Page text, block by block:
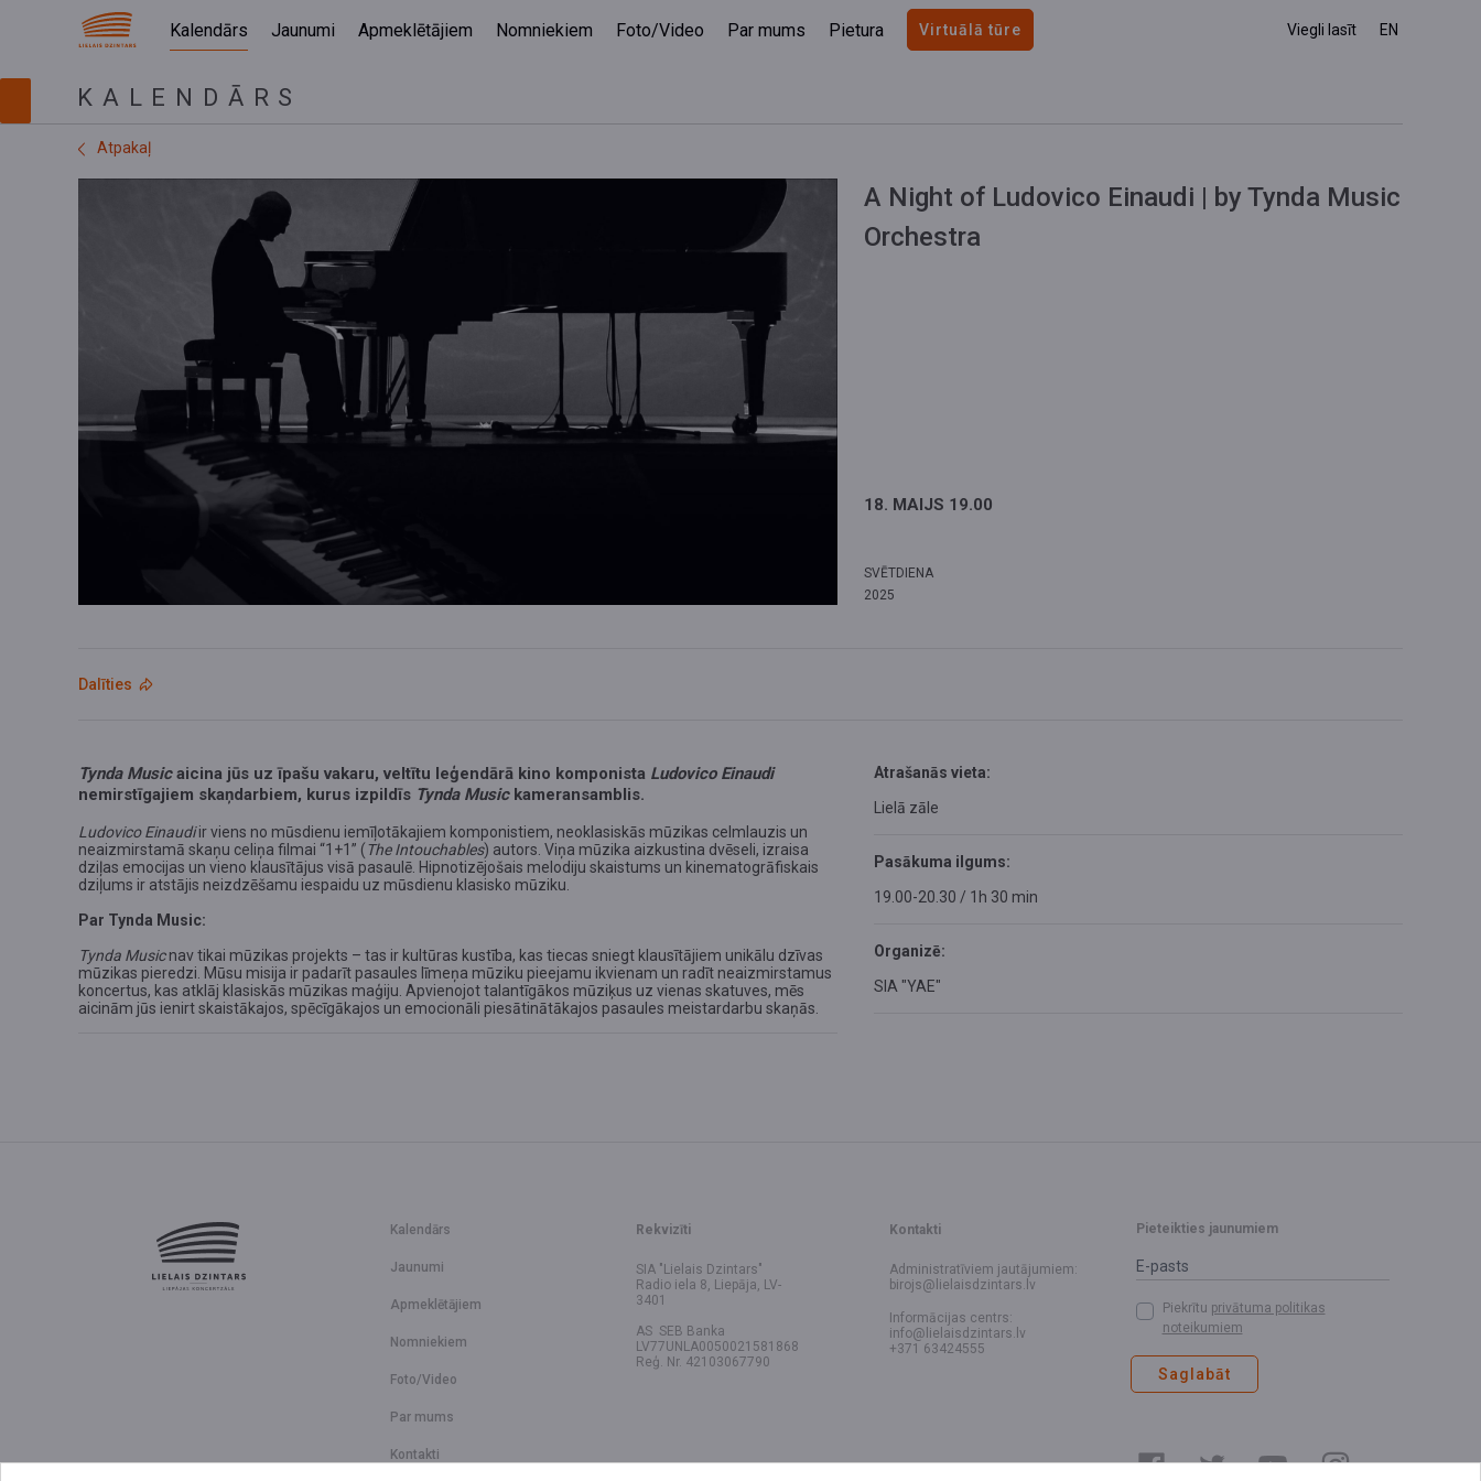
Kalendārs Jaunumi Apmeklētājiem Nomniekiem Foto/Video Par mums Pietura Virtuālā tūre Viegli lasīt EN
KALENDĀRS
Atpakaļ
A Night of Ludovico Einaudi | by Tynda Music
Orchestra
18. MAIJS 19.00
SVĒTDIENA
2025
Dalīties
Tynda Musicaicina jūs uz īpašu vakaru, veltītu leģendārā kino komponista Ludovico Einaudi
nemirstīgajiem skaņdarbiem, kurus izpildīs Tynda Musickameransamblis.
Ludovico Einaudiir viens no mūsdienu iemīļotākajiem komponistiem, neoklasiskās mūzikas celmlauzis un
neaizmirstamā skaņu celiņa filmai “1+1” (The Intouchables) autors. Viņa mūzika aizkustina dvēseli, izraisa
dziļas emocijas un vieno klausītājus visā pasaulē. Hipnotizējošais melodiju skaistums un kinematogrāfiskais
dziļums ir atstājis neizdzēšamu iespaidu uz mūsdienu klasisko mūziku.
Par Tynda Music:
Tynda Musicnav tikai mūzikas projekts – tas ir kultūras kustība, kas tiecas sniegt klausītājiem unikālu dzīvas
mūzikas pieredzi. Mūsu misija ir padarīt pasaules līmeņa mūziku pieejamu ikvienam un radīt neaizmirstamus
koncertus, kas atklāj klasiskās mūzikas maģiju. Apvienojot talantīgākos mūziķus uz vienas skatuves, mēs
aicinām jūs ienirt skaistākajos, spēcīgākajos un emocionāli piesātinātākajos pasaules meistardarbu skaņās.
Atrašanās vieta:
Lielā zāle
Pasākuma ilgums:
19.00-20.30 / 1h 30 min
Organizē:
SIA "YAE"
Kalendārs
Jaunumi
Apmeklētājiem
Nomniekiem
Foto/Video
Par mums
Kontakti
Rekvizīti
SIA "Lielais Dzintars"
Radio iela 8, Liepāja, LV-
3401
AS SEB Banka
LV77UNLA0050021581868
Reģ. Nr. 42103067790
Kontakti
Administratīviem jautājumiem:
birojs@lielaisdzintars.lv
Informācijas centrs:
info@lielaisdzintars.lv
+371 63424555
Pieteikties jaunumiem
Piekrītu privātuma politikas
noteikumiem
Saglabāt